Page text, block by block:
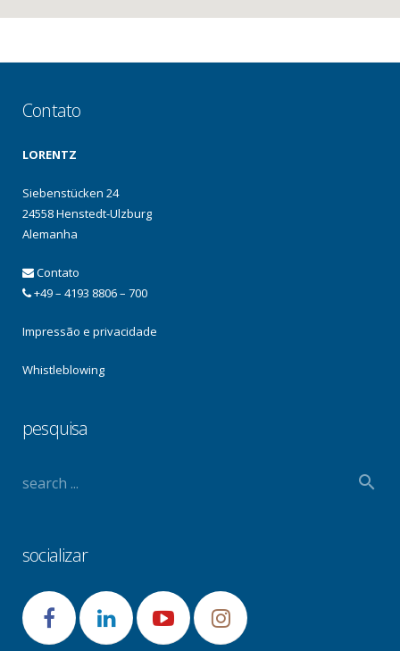
Contato
LORENTZ
Siebenstücken 24
24558 Henstedt-Ulzburg
Alemanha
Contato
+49 – 4193 8806 – 700
Impressão e privacidade
Whistleblowing
pesquisa
socializar